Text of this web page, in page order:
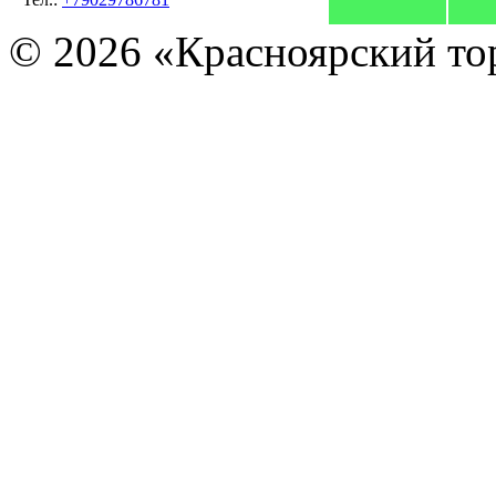
© 2026 «Красноярский